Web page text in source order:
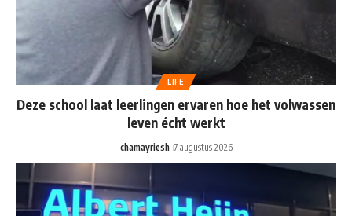
LIFE
Deze school laat leerlingen ervaren hoe het volwassen
leven écht werkt
chamayriesh 7 augustus 2026